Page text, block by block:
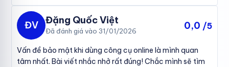
ĐV Đặng Quốc Việt
Đã đánh giá vào 31/01/2026 0,0 /5
Vấn đề bảo mật khi dùng công cụ online là mình quan
tâm nhất. Bài viết nhắc nhở rất đúng! Chắc mình sẽ tìm